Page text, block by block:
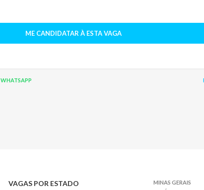
ME CANDIDATAR À ESTA VAGA
WHATSAPP
VAGAS POR ESTADO
MINAS GERAIS